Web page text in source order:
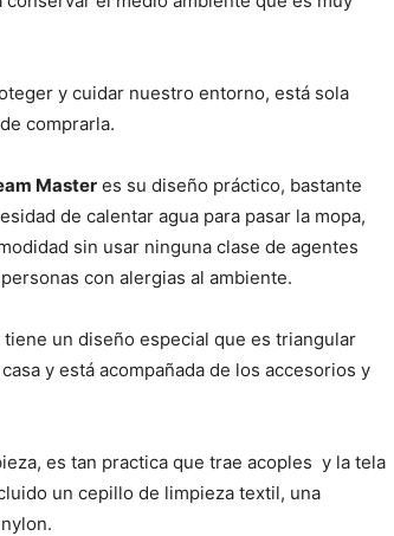
y cuidar nuestro entorno, está sola
comprarla.
Master es su diseño práctico, bastante
de calentar agua para pasar la mopa,
sin usar ninguna clase de agentes
con alergias al ambiente.
un diseño especial que es triangular
y está acompañada de los accesorios y
es tan practica que trae acoples y la tela
un cepillo de limpieza textil, una